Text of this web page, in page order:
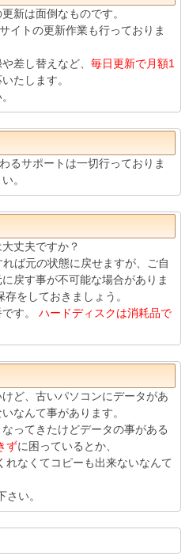
新は面倒なものです。
イトの更新作業も行っておりま
差し替えなど、 毎日更新で月額1
たします。
るサポートは一切行っておりま
。
丈夫ですか？
ば元の状態に戻せますが、ご自
戻す事が不可能な場合がありま
をしておきましょう。
す。 ハードディスクは消耗品で
ど、古いパソコンにデータがあ
なんて事があります。
ってきたけどデータの事がある
ずに困っているとか、
なくてコピーも出来ないなんて
い。